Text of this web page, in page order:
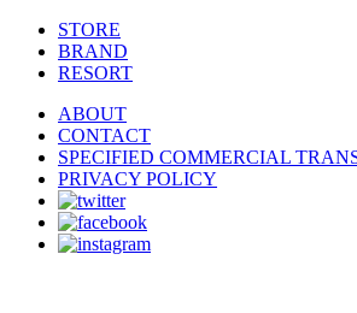
STORE
BRAND
RESORT
ABOUT
CONTACT
SPECIFIED COMMERCIAL
PRIVACY POLICY